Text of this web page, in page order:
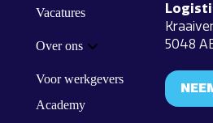
Vacatures
Over ons
Voor werkgevers
Academy
5048